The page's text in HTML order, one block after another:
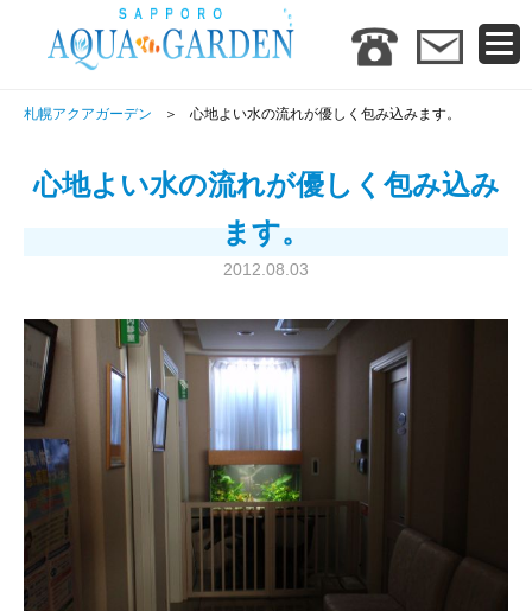
札幌アクアガーデン 心地よい水の流れが優しく包み込みます。
心地よい水の流れが優しく包み込み
ます。
2012.08.03